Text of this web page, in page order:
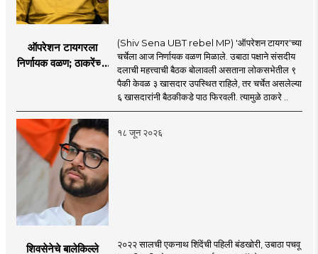
ऑपरेशन टायगरला
निर्णायक वळण; ठाकरेंच्या
विलीन होण्याचा प्रस्ताव?
(Shiv Sena UBT rebel MP) 'ऑपरेशन टायगर'च्या
चर्चेला आज निर्णायक वळण मिळाले. उबाठा पक्षाने संसदीय
दलाची महत्त्वाची बैठक बोलावली असताना लोकसभेतील ९
पैकी केवळ ३ खासदार उपस्थित राहिले, तर चर्चेत असलेल्या
६ खासदारांनी बैठकीकडे पाठ फिरवली. त्यामुळे ठाकरे ..
१८ जून २०२६
शिवसेनेचे बालेकिल्ले
२०२२ सालची एकनाथ शिंदेंची पहिली बंडखोरी, उबाठा पचवू